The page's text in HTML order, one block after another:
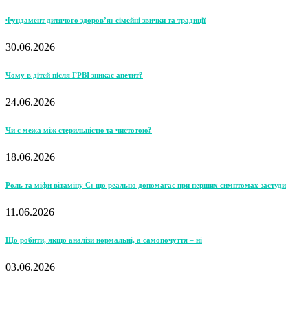
Фундамент дитячого здоров’я: сімейні звички та традиції
30.06.2026
Чому в дітей після ГРВІ зникає апетит?
24.06.2026
Чи є межа між стерильністю та чистотою?
18.06.2026
Роль та міфи вітаміну С: що реально допомагає при перших симптомах застуди
11.06.2026
Що робити, якщо аналізи нормальні, а самопочуття – ні
03.06.2026